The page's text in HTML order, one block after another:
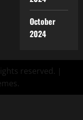
October
2024
reserved. |